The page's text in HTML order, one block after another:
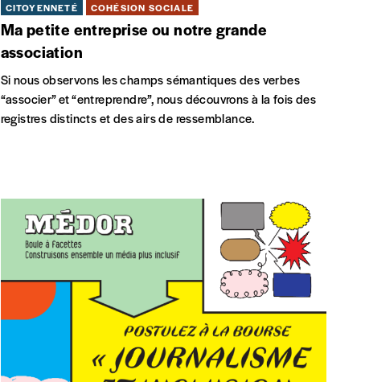
CITOYENNETÉ COHÉSION SOCIALE
Ma petite entreprise ou notre grande
association
Si nous observons les champs sémantiques des verbes
“associer” et “entreprendre”, nous découvrons à la fois des
registres distincts et des airs de ressemblance.